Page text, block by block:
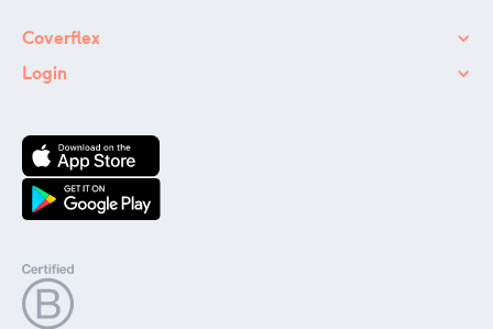
Coverflex
Login